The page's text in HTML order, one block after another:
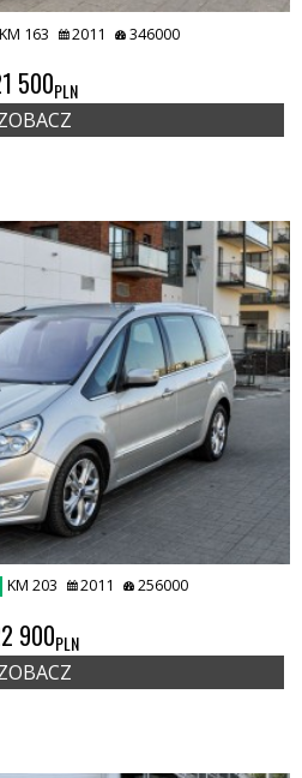
KM 163 2011 346000
500PLN
KM 203 2011 256000
900PLN